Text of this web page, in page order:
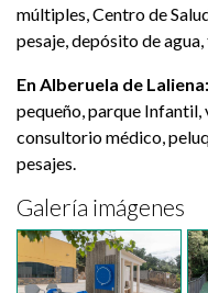
múltiples, Centro de
pesaje, depósito de
En Alberuela de Laliena:
pequeño, parque Infantil,
consultorio médico,
pesajes.
Galería imágenes